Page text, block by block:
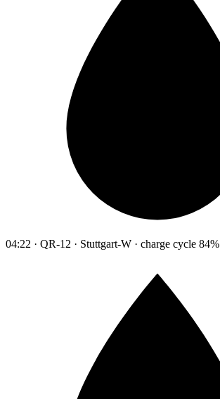
04:22 · QR-12 · Stuttgart-W · charge cycle 84%